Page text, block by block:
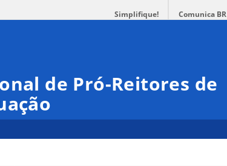
Simplifique! Comunica BR
de Pró-Reitores de